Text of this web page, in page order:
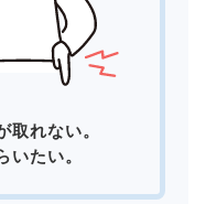
取れない。
いたい。